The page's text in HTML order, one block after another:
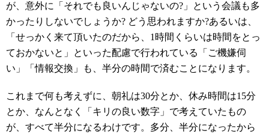
が、意外に「それでも良いんじゃないの?」という会議も多
かったりしないでしょうか? どう思われますか?あるいは、
「せっかく来て頂いたのだから、1時間くらいは時間をとっ
ておかないと」といった配慮で行われている「ご機嫌伺
い」「情報交換」も、半分の時間で済むことになります。
これまで何も考えずに、朝礼は30分とか、休み時間は15分
とか、なんとなく「キリの良い数字」で考えていたもの
が、すべて半分になるわけです。多分、半分になったから